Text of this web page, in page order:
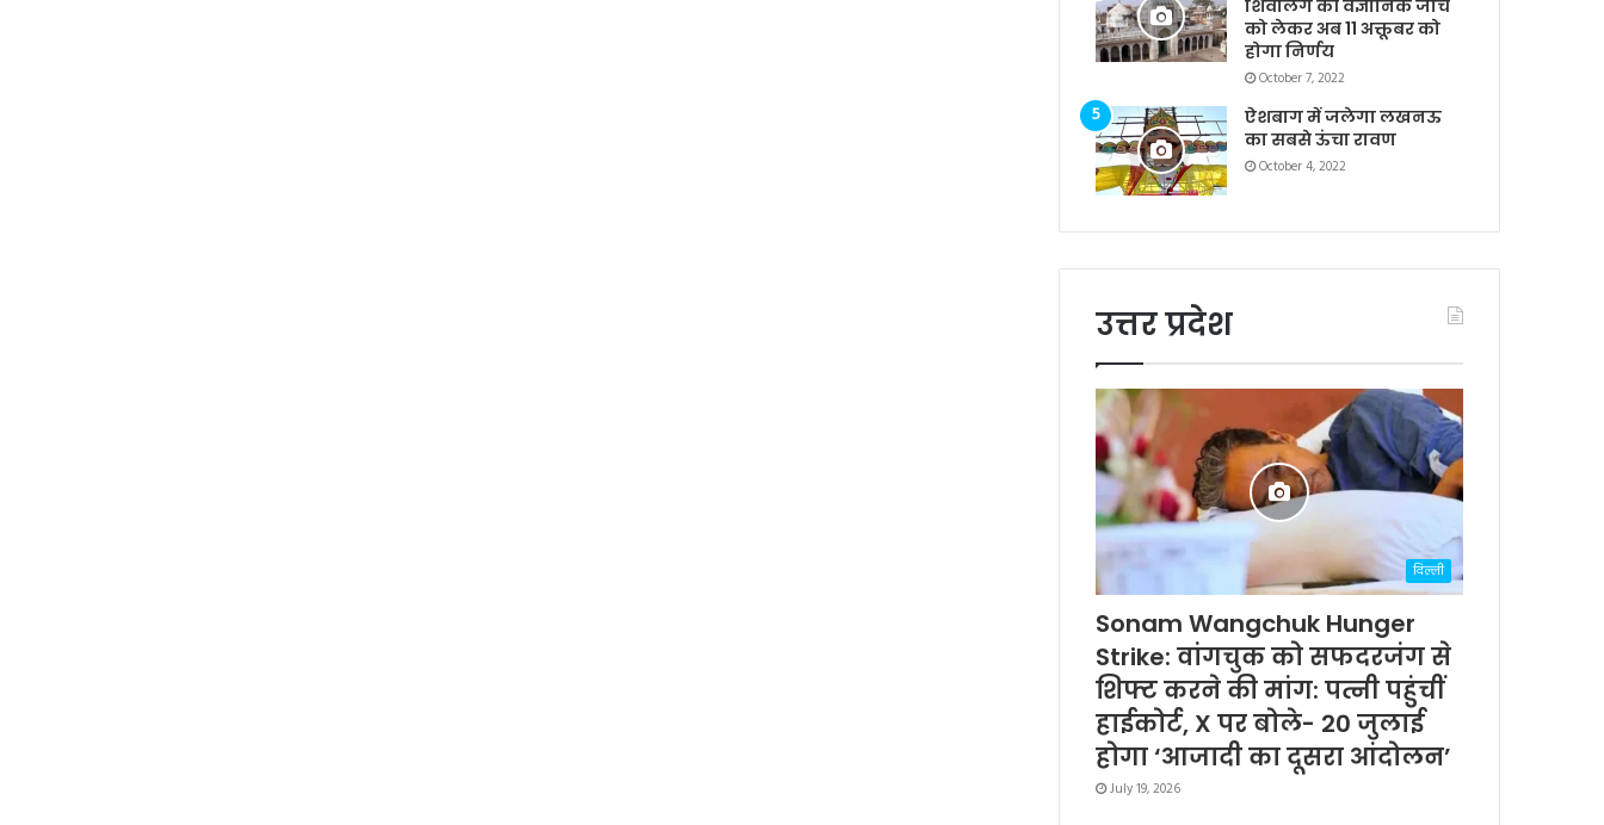
शिवलिंग की वैज्ञानिक जांच
को लेकर अब 11 अक्तूबर को
होगा निर्णय
October 7, 2022
ऐशबाग में जलेगा लखनऊ
का सबसे ऊंचा रावण
October 4, 2022
उत्तर प्रदेश
दिल्ली
Sonam Wangchuk Hunger
Strike: वांगचुक को सफदरजंग से
शिफ्ट करने की मांग: पत्नी पहुंचीं
हाईकोर्ट, X पर बोले- 20 जुलाई
होगा ‘आजादी का दूसरा आंदोलन’
July 19, 2026